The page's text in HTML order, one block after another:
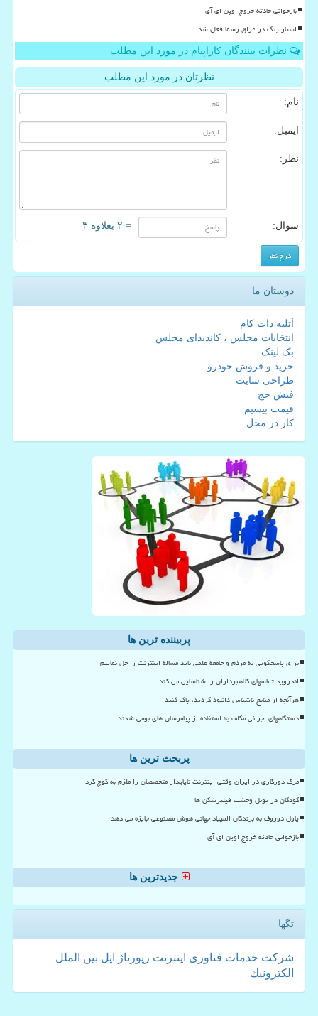
بازخوانی حادثه خروج اوپن ای آی
استارلینک در عراق رسما فعال شد
نظرات بینندگان کاراپیام در مورد این مطلب
نظرتان در مورد این مطلب
نام:
ایمیل:
نظر:
سوال: = ۲ بعلاوه ۳
دوستان ما
آتلیه دات کام
انتخابات مجلس ، کاندیدای مجلس
بک لینک
خرید و فروش خودرو
طراحی سایت
فیش حج
قیمت بیسیم
کار در محل
پربیننده ترین ها
برای پاسخگویی به مردم و جامعه علمی باید مساله اینترنت را حل نماییم
اندروید تماسهای کلاهبرداران را شناسایی می کند
هرآنچه از منابع ناشناس دانلود کردید، پاک کنید
دستگاههای اجرائی مکلف به استفاده از پیامرسان های بومی شدند
پربحث ترین ها
مرگ دورکاری در ایران وقتی اینترنت ناپایدار متخصصان را ملزم به کوچ کرد
کودکان در تونل وحشت فیلترشکن ها
پاول دوروف به برندگان المپیاد جهانی هوش مصنوعی جایزه می دهد
بازخوانی حادثه خروج اوپن ای آی
جدیدترین ها
تگها
شركت خدمات فناوری اینترنت رپورتاژ اپل بین الملل
الكترونیك